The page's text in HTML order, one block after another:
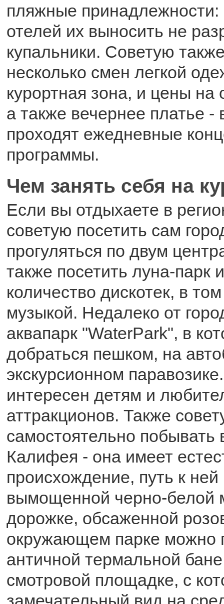
пляжные принадлежности:
отелей их выносить не
купальники. Советую
несколько смен легкой
курортная зона, и цены на
а также вечернее платье -
проходят ежедневные
программы.
Чем занять себя на
Если вы отдыхаете в
советую посетить сам
прогуляться по двум
также посетить луна-парк
количество дискотек, в
музыкой. Недалеко от
аквапарк "WaterPark", в
добраться пешком, на
экскурсионном
интересен детям и
аттракционов. Также
самостоятельно побывать
Калифея - она имеет
происхождение, путь к
вымощенной черно-белой
дорожке, обсаженной
окружающем парке можно
античной термальной
смотровой площадке, с